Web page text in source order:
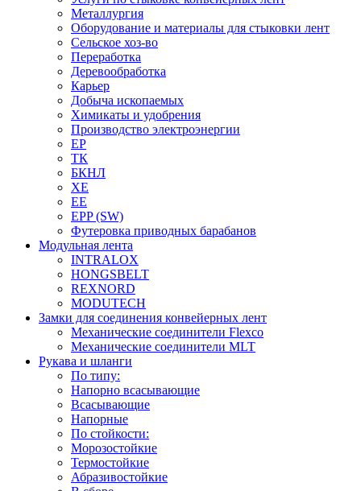
Металлургия
Оборудование и материалы для стыковки лент
Сельское хоз-во
Переработка
Деревообработка
Карьер
Добыча ископаемых
Химикаты и удобрения
Производство электроэнергии
EP
ТК
БКНЛ
XE
EE
EPP (SW)
Футеровка приводных барабанов
Модульная лента
INTRALOX
HONGSBELT
REXNORD
MODUTECH
Замки для соединения конвейерных лент
Механические соединители Flexco
Механические соединители MLT
Рукава и шланги
По типу:
Напорно всасывающие
Всасывающие
Напорные
По стойкости:
Морозостойкие
Термостойкие
Абразивостойкие